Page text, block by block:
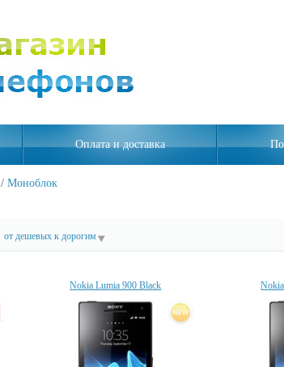
Оплата и доставка
/ Моноблок
от дешевых к дорогим
Nokia Lumia 900 Black